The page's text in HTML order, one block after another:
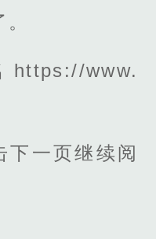
https://www.
下一页继续阅